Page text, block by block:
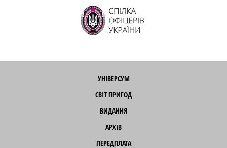
УНІВЕРСУМ
СВІТ ПРИГОД
ВИДАННЯ
АРХІВ
ПЕРЕДПЛАТА